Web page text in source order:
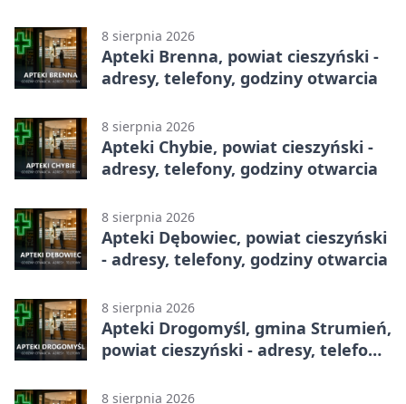
8 sierpnia 2026
Apteki Brenna, powiat cieszyński -
adresy, telefony, godziny otwarcia
8 sierpnia 2026
Apteki Chybie, powiat cieszyński -
adresy, telefony, godziny otwarcia
8 sierpnia 2026
Apteki Dębowiec, powiat cieszyński
- adresy, telefony, godziny otwarcia
8 sierpnia 2026
Apteki Drogomyśl, gmina Strumień,
powiat cieszyński - adresy, telefony,
8 sierpnia 2026